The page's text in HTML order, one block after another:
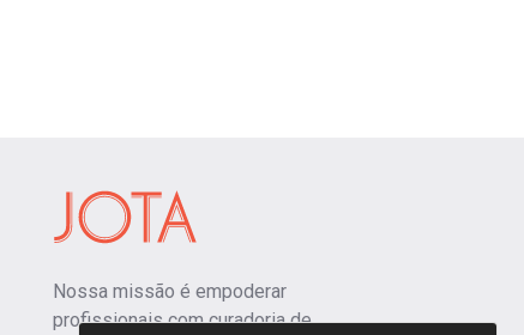
Nossa missão é empoderar
profissionais com curadoria de